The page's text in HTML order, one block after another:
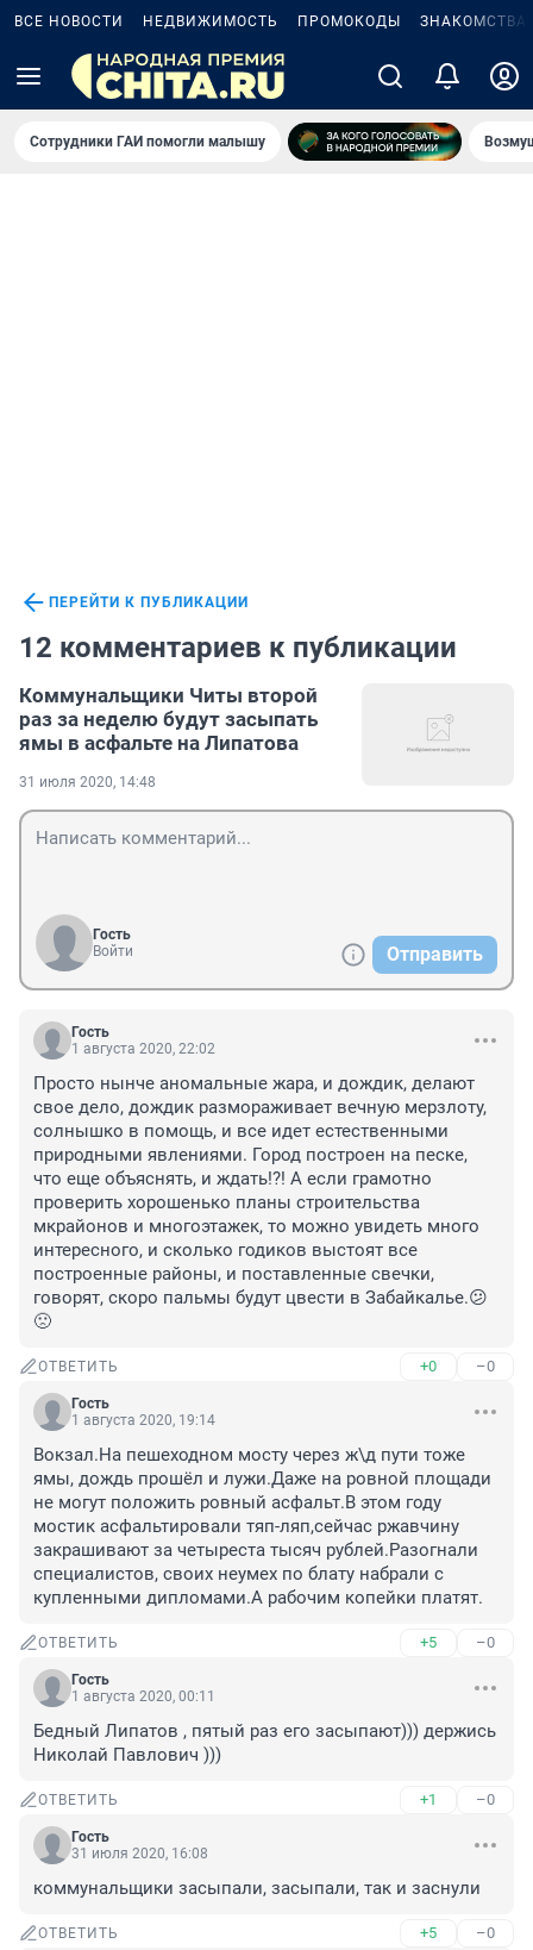
ВСЕ НОВОСТИ НЕДВИЖИМОСТЬ ПРОМОКОДЫ ЗНАКОМСТВА
Сотрудники ГАИ помогли малышу
ПЕРЕЙТИ К ПУБЛИКАЦИИ
12 комментариев к публикации
Коммунальщики Читы второй
раз за неделю будут засыпать
ямы в асфальте на Липатова
31 июля 2020, 14:48
Гость
Войти
Отправить
Гость
1 августа 2020, 22:02
Просто нынче аномальные жара, и дождик, делают
свое дело, дождик размораживает вечную мерзлоту,
солнышко в помощь, и все идет естественными
природными явлениями. Город построен на песке,
что еще объяснять, и ждать!?! А если грамотно
проверить хорошенько планы строительства
мкрайонов и многоэтажек, то можно увидеть много
интересного, и сколько годиков выстоят все
построенные районы, и поставленные свечки,
говорят, скоро пальмы будут цвести в Забайкалье.😕
🙁
ОТВЕТИТЬ +0 –0
Гость
1 августа 2020, 19:14
Вокзал.На пешеходном мосту через ж\д пути тоже
ямы, дождь прошёл и лужи.Даже на ровной площади
не могут положить ровный асфальт.В этом году
мостик асфальтировали тяп-ляп,сейчас ржавчину
закрашивают за четыреста тысяч рублей.Разогнали
специалистов, своих неумех по блату набрали с
купленными дипломами.А рабочим копейки платят.
ОТВЕТИТЬ +5 –0
Гость
1 августа 2020, 00:11
Бедный Липатов , пятый раз его засыпают))) держись
Николай Павлович )))
ОТВЕТИТЬ +1 –0
Гость
31 июля 2020, 16:08
коммунальщики засыпали, засыпали, так и заснули
ОТВЕТИТЬ +5 –0